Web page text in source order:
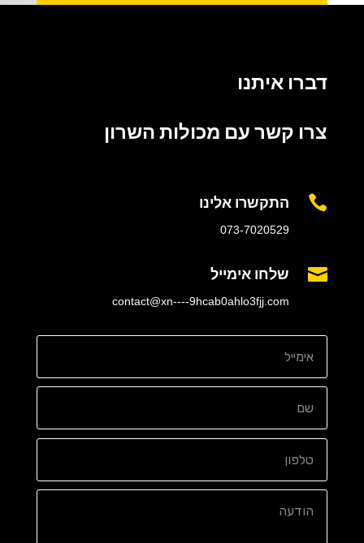
דברו איתנו
צרו קשר עם מכולות השרון
 התקשרו אלינו
073-7020529
 שלחו אימייל
contact@xn----9hcab0ahlo3fjj.com